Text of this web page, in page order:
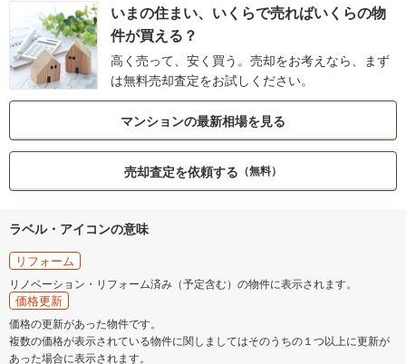
いまの住まい、いくらで売ればいくらの物
件が買える？
高く売って、安く買う。売却をお考えなら、まず
は無料売却査定をお試しください。
マンションの最新相場を見る
売却査定を依頼する （無料）
ラベル・アイコンの意味
リフォーム
リノベーション・リフォーム済み（予定含む）の物件に表示されます。
価格更新
価格の更新があった物件です。
複数の価格が表示されている物件に関しましてはそのうちの１つ以上に更新が
あった場合に表示されます。